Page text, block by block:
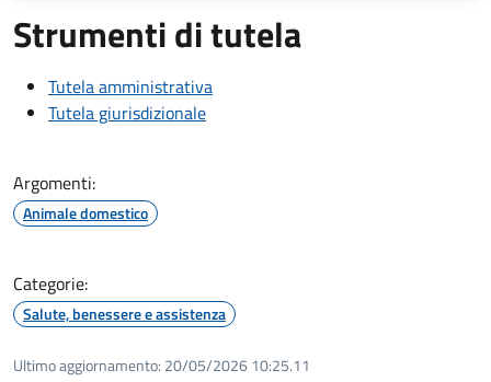
Strumenti di tutela
Tutela amministrativa
Tutela giurisdizionale
Argomenti:
Animale domestico
Categorie:
Salute, benessere e assistenza
Ultimo aggiornamento: 20/05/2026 10:25.11